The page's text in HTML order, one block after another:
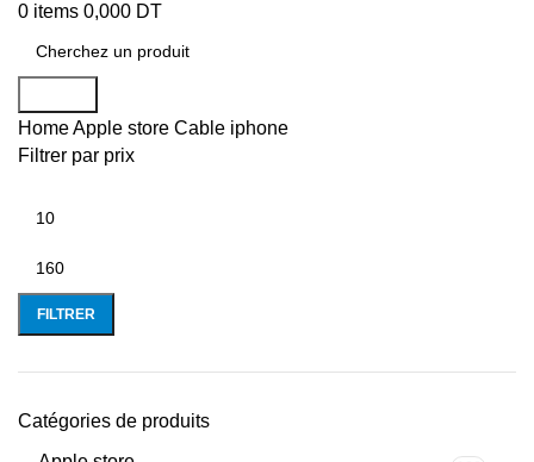
0 items 0,000 DT
HomeApple store Cable iphone
Filtrer par prix
FILTRER
Catégories de produits